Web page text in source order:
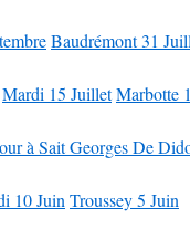
Baudrémont 31
Mardi 15 JuilletMarbotte
à Sait Georges De
10 Juin Troussey 5 Juin